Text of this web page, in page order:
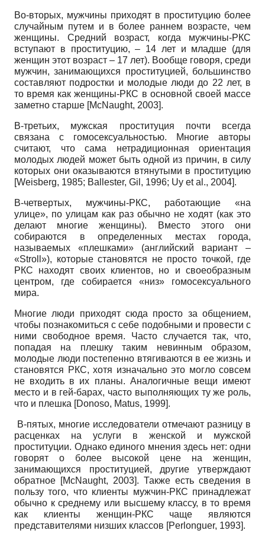
Во-вторых, мужчины приходят в проституцию более
случайным путем и в более раннем возрасте, чем
женщины. Средний возраст, когда мужчины-РКС
вступают в проституцию, – 14 лет и младше (для
женщин этот возраст – 17 лет). Вообще говоря, среди
мужчин, занимающихся проституцией, большинство
составляют подростки и молодые люди до 22 лет, в
то время как женщины-РКС в основной своей массе
заметно старше [McNaught, 2003].
В-третьих, мужская проституция почти всегда
связана с гомосексуальностью. Многие авторы
считают, что сама нетрадиционная ориентация
молодых людей может быть одной из причин, в силу
которых они оказываются втянутыми в проституцию
[Weisberg, 1985; Ballester, Gil, 1996; Uy et al., 2004].
В-четвертых, мужчины-РКС, работающие «на
улице», по улицам как раз обычно не ходят (как это
делают многие женщины). Вместо этого они
собираются в определенных местах города,
называемых «плешками» (английский вариант –
«Stroll»), которые становятся не просто точкой, где
РКС находят своих клиентов, но и своеобразным
центром, где собирается «низ» гомосексуального
мира.
Многие люди приходят сюда просто за общением,
чтобы познакомиться с себе подобными и провести с
ними свободное время. Часто случается так, что,
попадая на плешку таким невинным образом,
молодые люди постепенно втягиваются в ее жизнь и
становятся РКС, хотя изначально это могло совсем
не входить в их планы. Аналогичные вещи имеют
место и в гей-барах, часто выполняющих ту же роль,
что и плешка [Donoso, Matus, 1999].
В-пятых, многие исследователи отмечают разницу в
расценках на услуги в женской и мужской
проституции. Однако единого мнения здесь нет: одни
говорят о более высокой цене на женщин,
занимающихся проституцией, другие утверждают
обратное [McNaught, 2003]. Также есть сведения в
пользу того, что клиенты мужчин-РКС принадлежат
обычно к среднему или высшему классу, в то время
как клиенты женщин-РКС чаще являются
представителями низших классов [Perlonguer, 1993].